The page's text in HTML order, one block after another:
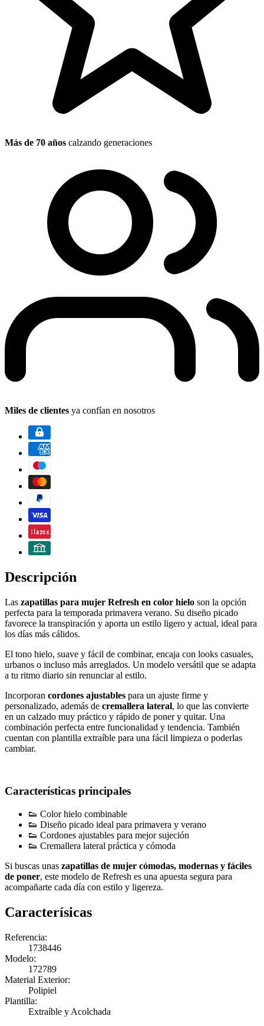
Más de 70 años calzando generaciones
Miles de clientes ya confían en nosotros
Descripción
Las zapatillas para mujer Refresh en color hielo son la opción
perfecta para la temporada primavera verano. Su diseño picado
favorece la transpiración y aporta un estilo ligero y actual, ideal para
los días más cálidos.
El tono hielo, suave y fácil de combinar, encaja con looks casuales,
urbanos o incluso más arreglados. Un modelo versátil que se adapta
a tu ritmo diario sin renunciar al estilo.
Incorporan cordones ajustables para un ajuste firme y
personalizado, además de cremallera lateral, lo que las convierte
en un calzado muy práctico y rápido de poner y quitar. Una
combinación perfecta entre funcionalidad y tendencia. También
cuentan con plantilla extraíble para una fácil limpieza o poderlas
cambiar.
Características principales
👟 Color hielo combinable
👟 Diseño picado ideal para primavera y verano
👟 Cordones ajustables para mejor sujeción
👟 Cremallera lateral práctica y cómoda
Si buscas unas zapatillas de mujer cómodas, modernas y fáciles
de poner, este modelo de Refresh es una apuesta segura para
acompañarte cada día con estilo y ligereza.
Caracterísicas
Referencia:
1738446
Modelo:
172789
Material Exterior:
Polipiel
Plantilla:
Extraíble y Acolchada